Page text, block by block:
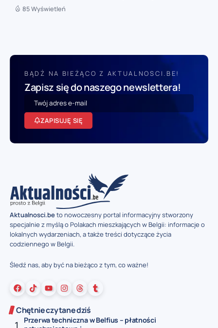
85 Wyświetleń
BĄDŹ NA BIEŻĄCO Z AKTUALNOSCI.BE!
Zapisz się do naszego newslettera!
ZAPISUJĘ SIĘ
Aktualnosci.beto nowoczesny portal informacyjny stworzony
specjalnie z myślą o Polakach mieszkających w Belgii: informacje o
lokalnych wydarzeniach, a także treści dotyczące życia
codziennego w Belgii.
Śledź nas, aby być na bieżąco z tym, co ważne!
Chętnie czytane dziś
Przerwa techniczna w Belfius – płatności